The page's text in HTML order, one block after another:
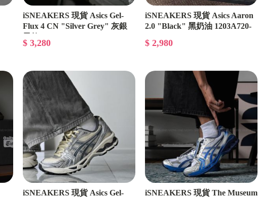
iSNEAKERS 現貨 Asics Gel-
Flux 4 CN "Silver Grey" 灰銀
$ 3,280
iSNEAKERS 現貨 Asics Aaron
2.0 "Black" 黑奶油 1203A720-
$ 2,980
iSNEAKERS 現貨 Asics Gel-
iSNEAKERS 現貨 The Museum